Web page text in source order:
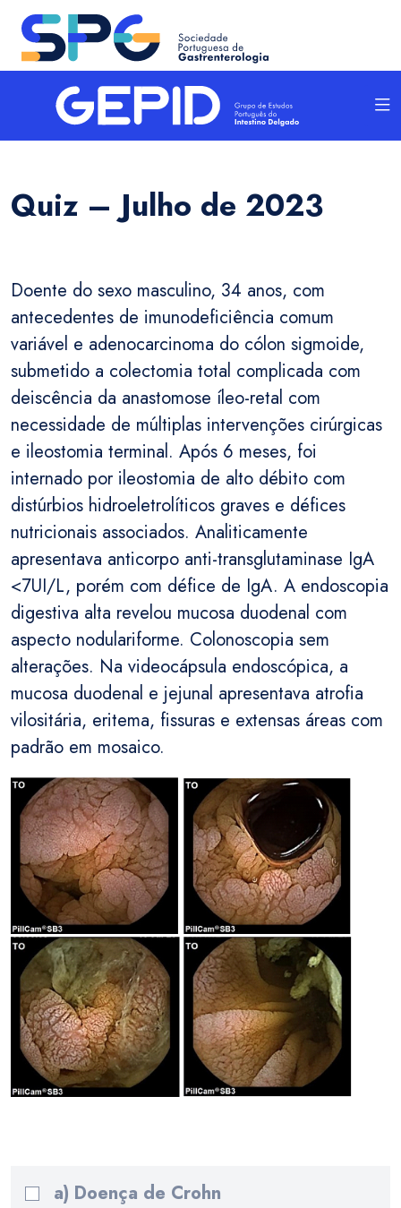
Quiz – Julho de 2023
Doente do sexo masculino, 34 anos, com
antecedentes de imunodeficiência comum
variável e adenocarcinoma do cólon sigmoide,
submetido a colectomia total complicada com
deiscência da anastomose íleo-retal com
necessidade de múltiplas intervenções cirúrgicas
e ileostomia terminal. Após 6 meses, foi
internado por ileostomia de alto débito com
distúrbios hidroeletrolíticos graves e défices
nutricionais associados. Analiticamente
apresentava anticorpo anti-transglutaminase IgA
<7UI/L, porém com défice de IgA. A endoscopia
digestiva alta revelou mucosa duodenal com
aspecto nodulariforme. Colonoscopia sem
alterações. Na videocápsula endoscópica, a
mucosa duodenal e jejunal apresentava atrofia
vilositária, eritema, fissuras e extensas áreas com
padrão em mosaico.
a) Doença de Crohn